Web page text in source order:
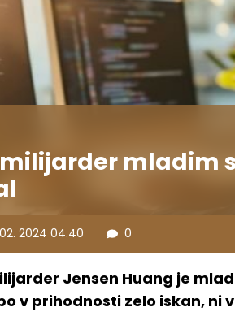
mladim
2024 04.40 0
Jensen Huang je
v prihodnosti zelo iskan, ni